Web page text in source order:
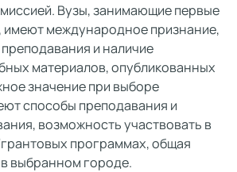
Вузы, занимающие первые
имеют международное признание,
и наличие
материалов, опубликованных
значение при выборе
способы преподавания и
возможность участвовать в
программах, общая
выбранном городе.